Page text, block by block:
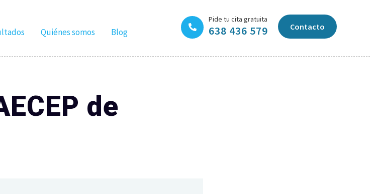
Quiénes somos Blog
Pide tu cita gratuita
638 436 579 Contacto
de